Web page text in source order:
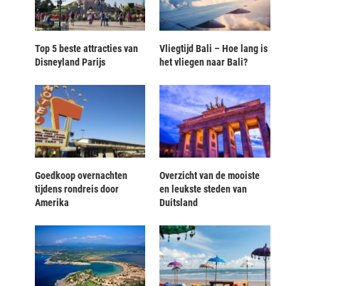
Top 5 beste attracties van
Disneyland Parijs
Vliegtijd Bali – Hoe lang is
het vliegen naar Bali?
Goedkoop overnachten
tijdens rondreis door
Amerika
Overzicht van de mooiste
en leukste steden van
Duitsland